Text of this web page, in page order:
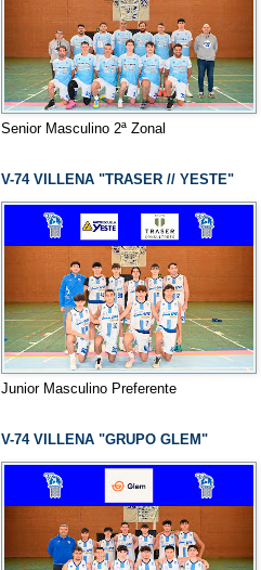
Senior Masculino 2ª Zonal
V-74 VILLENA "TRASER // YESTE"
Junior Masculino Preferente
V-74 VILLENA "GRUPO GLEM"